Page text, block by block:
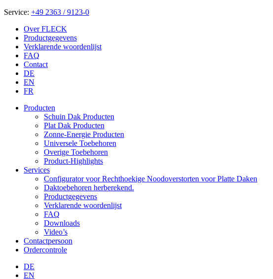
Service: +49 2363 / 9123-0
Over FLECK
Productgegevens
Verklarende woordenlijst
FAQ
Contact
DE
EN
FR
Producten
Schuin Dak Producten
Plat Dak Producten
Zonne-Energie Producten
Universele Toebehoren
Overige Toebehoren
Product-Highlights
Services
Configurator voor Rechthoekige Noodoverstorten voor Platte Daken
Daktoebehoren herberekend.
Productgegevens
Verklarende woordenlijst
FAQ
Downloads
Video’s
Contactpersoon
Ordercontrole
DE
EN